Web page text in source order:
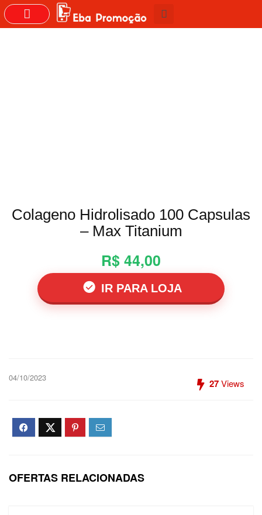
Colageno Hidrolisado 100 Capsulas
– Max Titanium
R$ 44,00
IR PARA LOJA
04/10/2023 27Views
OFERTAS RELACIONADAS